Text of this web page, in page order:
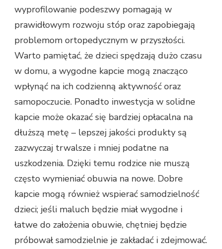
wyprofilowanie podeszwy pomagają w
prawidłowym rozwoju stóp oraz zapobiegają
problemom ortopedycznym w przyszłości.
Warto pamiętać, że dzieci spędzają dużo czasu
w domu, a wygodne kapcie mogą znacząco
wpłynąć na ich codzienną aktywność oraz
samopoczucie. Ponadto inwestycja w solidne
kapcie może okazać się bardziej opłacalna na
dłuższą metę – lepszej jakości produkty są
zazwyczaj trwalsze i mniej podatne na
uszkodzenia. Dzięki temu rodzice nie muszą
często wymieniać obuwia na nowe. Dobre
kapcie mogą również wspierać samodzielność
dzieci; jeśli maluch będzie miał wygodne i
łatwe do założenia obuwie, chętniej będzie
próbował samodzielnie je zakładać i zdejmować.